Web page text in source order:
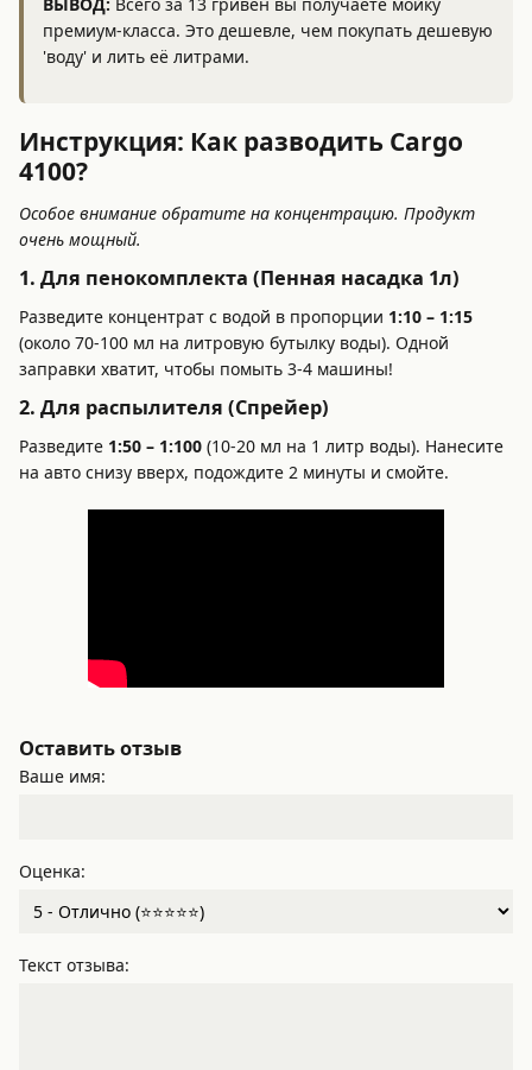
премиум-класса. Это дешевле, чем покупать дешевую
'воду' и лить её литрами.
Инструкция: Как разводить Cargo
4100?
Особое внимание обратите на концентрацию. Продукт
очень мощный.
1. Для пенокомплекта (Пенная насадка 1л)
Разведите концентрат с водой в пропорции 1:10 – 1:15
(около 70-100 мл на литровую бутылку воды). Одной
заправки хватит, чтобы помыть 3-4 машины!
2. Для распылителя (Спрейер)
Разведите 1:50 – 1:100 (10-20 мл на 1 литр воды). Нанесите
на авто снизу вверх, подождите 2 минуты и смойте.
Оставить отзыв
Ваше имя:
Оценка:
Текст отзыва: